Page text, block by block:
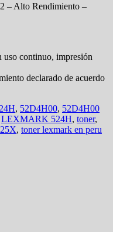
– Alto Rendimiento –
uso continuo, impresión
declarado de acuerdo
, 52D4H00, 52D4H00
LEXMARK 524H, toner,
, toner lexmark en peru